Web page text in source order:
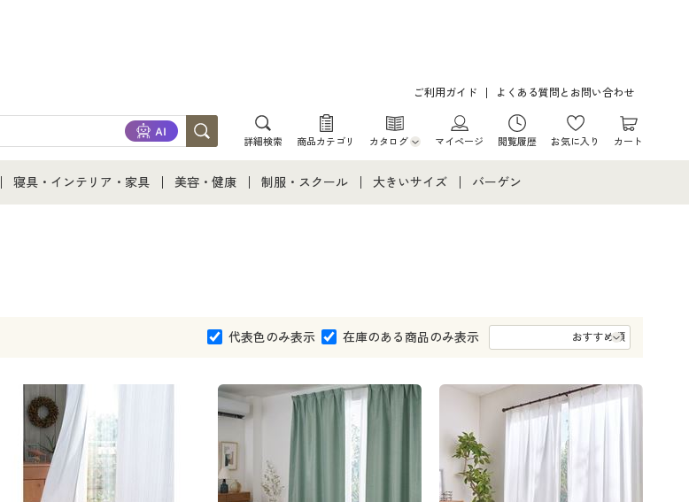
ご利用ガイド よくある質問とお問い合わせ
詳細検索 商品カテゴリ カタログ
カタログ・チラシからのご注文
マイページ 閲覧履歴 お気に入り カート
寝具・インテリア・家具 美容・健康 制服・スクール 大きいサイズ
大きいサイズ 事務・制服
バーゲン
代表色のみ表示 在庫のある商品のみ表示